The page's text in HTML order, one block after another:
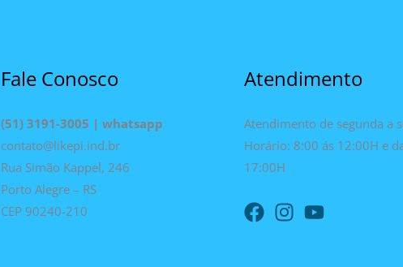
Fale Conosco
(51) 3191-3005 | whatsapp
contato@likepi.ind.br
Rua Simão Kappel, 246
Porto Alegre – RS
CEP 90240-210
Atendimento
Atendimento de segunda a
Horário: 8:00 ás 12:00H e
17:00H